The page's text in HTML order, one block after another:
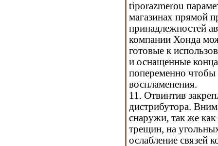
tiporazmerou
магазинах прямой
принадлежностей
компании Хонда
готовые к
и оснащенные
попеременно чтобы
воспламенения.
11. Отвинтив
дистрибутора.
снаружи, так же
трещин, на
ослабление связей